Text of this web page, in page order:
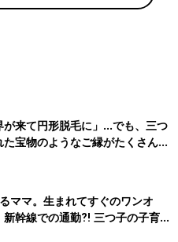
が来て円形脱毛に」…でも、三つ
宝物のようなご縁がたくさん！
ママ。生まれてすぐのワンオ
幹線での通勤⁈ 三つ子の子育て
験談】